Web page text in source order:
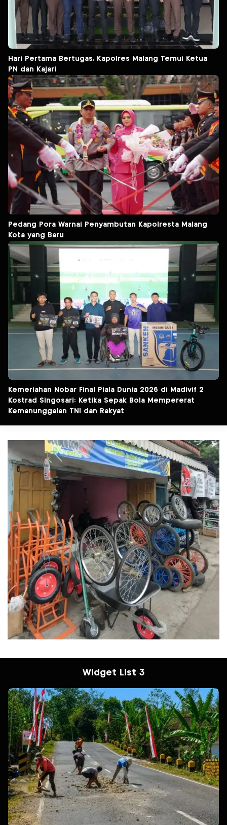
Hari Pertama Bertugas, Kapolres Malang Temui Ketua
PN dan Kajari
Pedang Pora Warnai Penyambutan Kapolresta Malang
Kota yang Baru
Kemeriahan Nobar Final Piala Dunia 2026 di Madivif 2
Kostrad Singosari: Ketika Sepak Bola Mempererat
Kemanunggalan TNI dan Rakyat
Widget List 3